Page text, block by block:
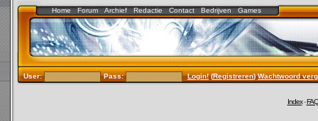
Home Forum Archief Redactie Contact Bedrijven Games
User: Pass: Login!(Registreren)Wachtwoord
Index-FAQ